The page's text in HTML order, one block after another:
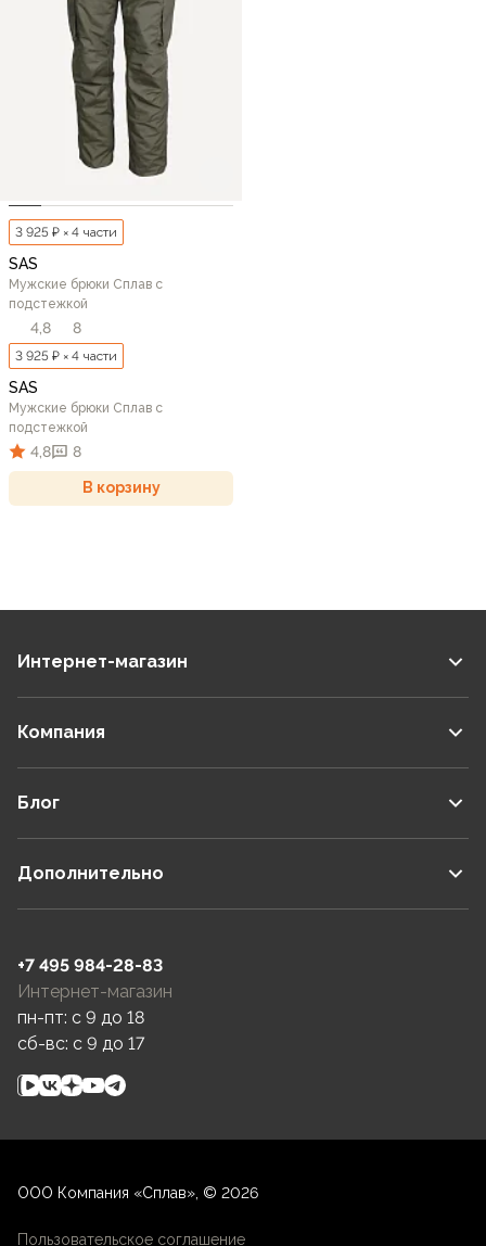
3 925 ₽ × 4 части
SAS
Мужские брюки Сплав с
подстежкой
4,8 8
3 925 ₽ × 4 части
SAS
Мужские брюки Сплав с
подстежкой
4,8 8
В корзину
Интернет-магазин
Компания
Блог
Дополнительно
+7 495 984-28-83
Интернет-магазин
пн-пт: c 9 до 18
сб-вс: c 9 до 17
ООО Компания «Сплав», © 2026
Пользовательское соглашение